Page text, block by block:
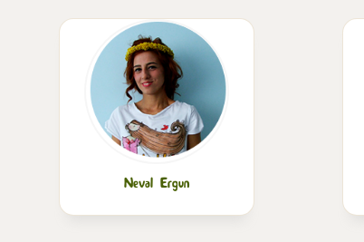
Neval Ergun